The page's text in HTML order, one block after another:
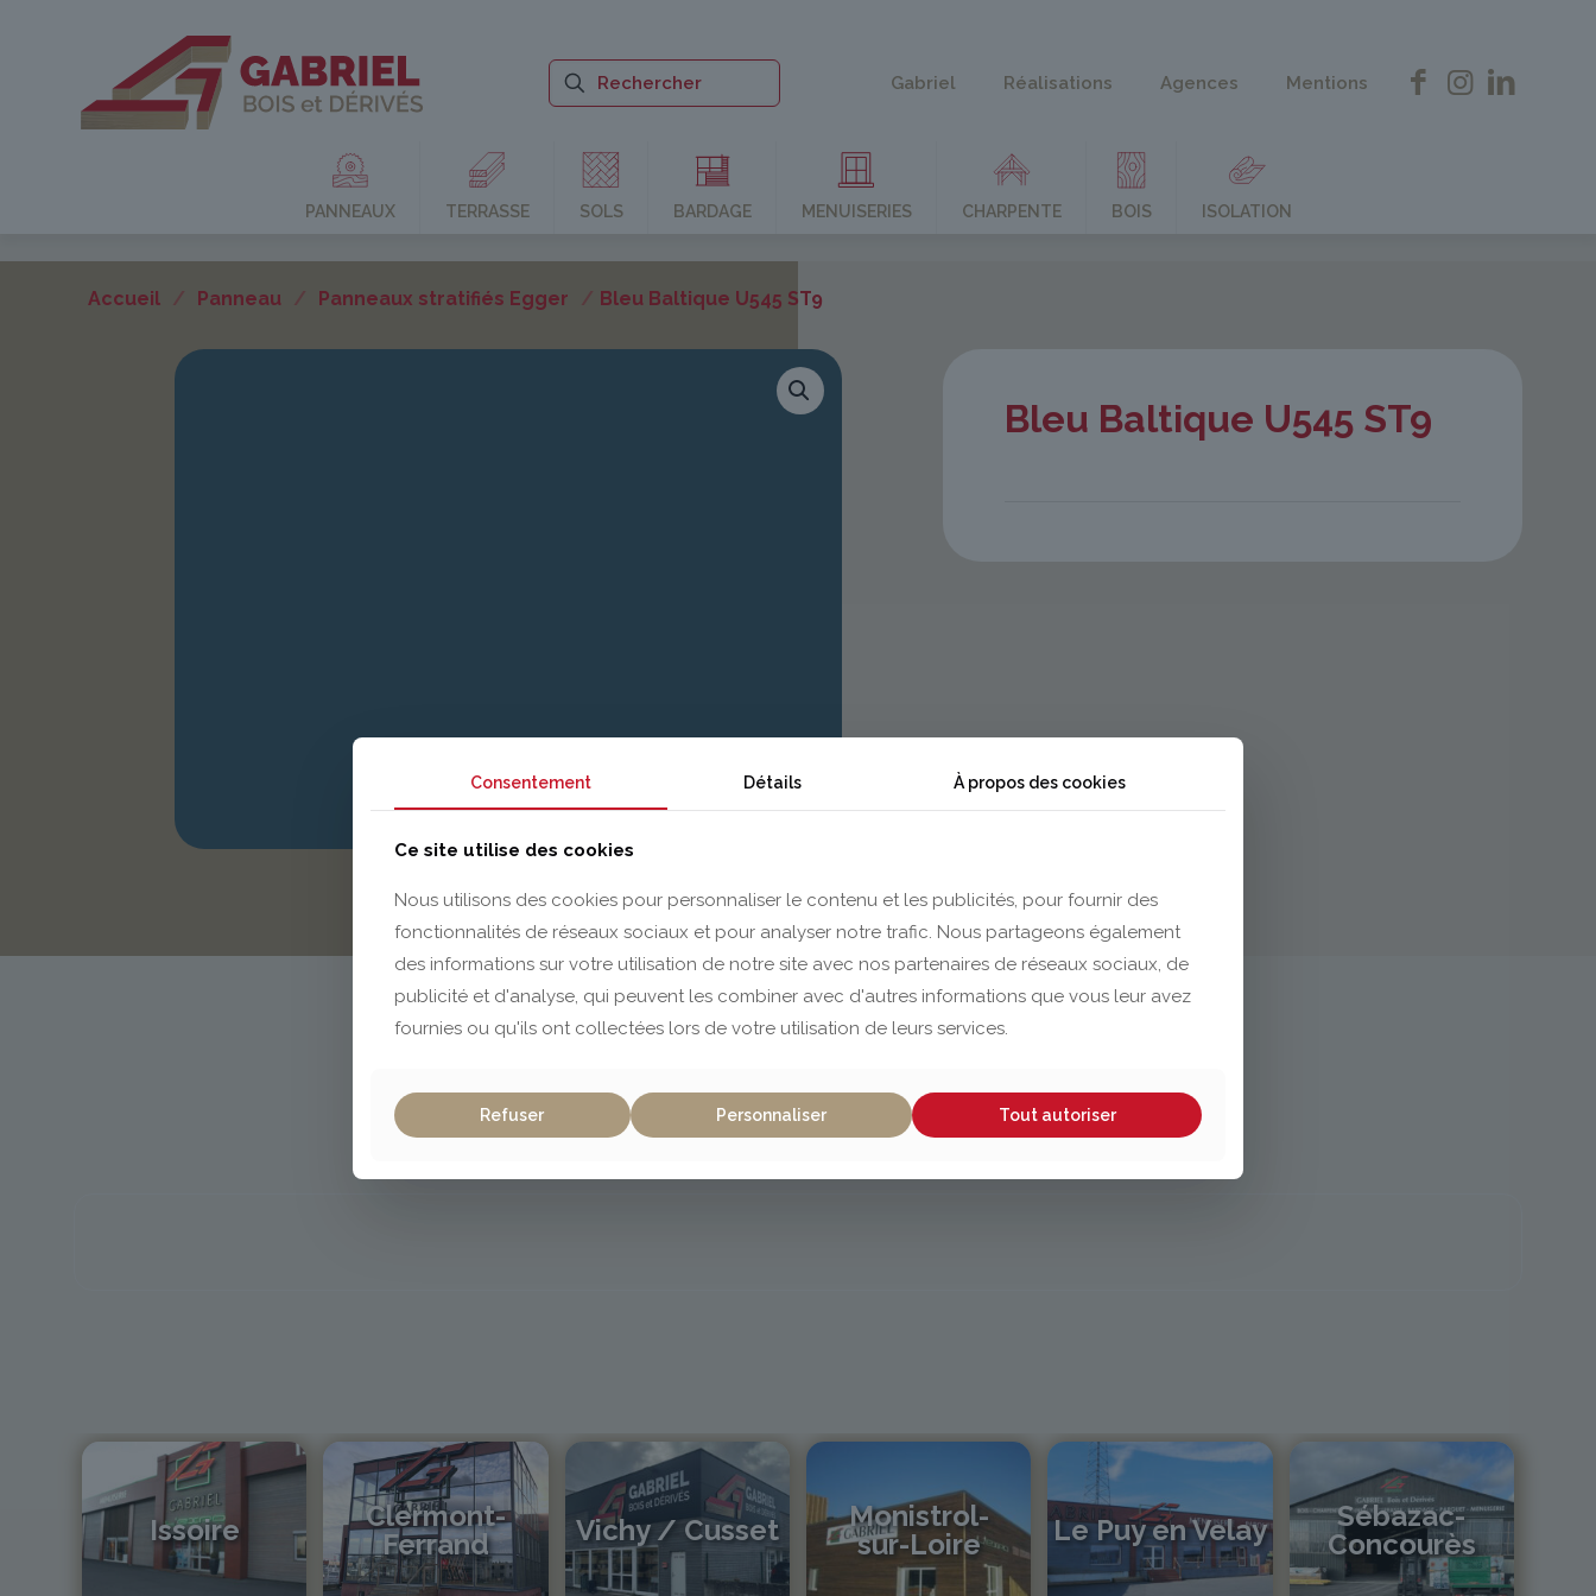
Gabriel Réalisations Agences Mentions
PANNEAUX TERRASSE SOLS BARDAGE MENUISERIES CHARPENTE BOIS ISOLATION
Accueil / Panneau / Panneaux stratifiés Egger / Bleu Baltique U545 ST9
Bleu Baltique U545 ST9
Issoire
Clermont-
Ferrand
Vichy / Cusset
Monistrol-
sur-Loire
Le Puy en Velay
Sébazac-
Concourès
Consentement Détails À propos des cookies
Ce site utilise des cookies
Nous utilisons des cookies pour personnaliser le contenu et les publicités, pour fournir des
fonctionnalités de réseaux sociaux et pour analyser notre trafic. Nous partageons également
des informations sur votre utilisation de notre site avec nos partenaires de réseaux sociaux, de
publicité et d'analyse, qui peuvent les combiner avec d'autres informations que vous leur avez
fournies ou qu'ils ont collectées lors de votre utilisation de leurs services.
Refuser Personnaliser Tout autoriser